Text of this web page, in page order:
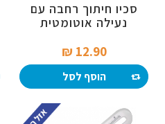
סכיו חיתוך רחבה עם
נעילה אוטומטית
12.90 ₪‎
הוסף לסל